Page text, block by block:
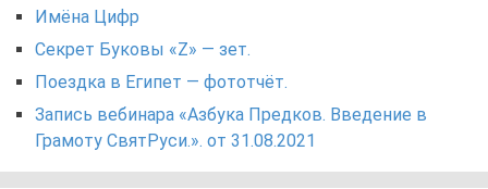
Имёна Цифр
Секрет Буковы «Z» — зет.
Поездка в Египет — фототчёт.
Запись вебинара «Азбука Предков. Введение в
Грамоту СвятРуси.». от 31.08.2021